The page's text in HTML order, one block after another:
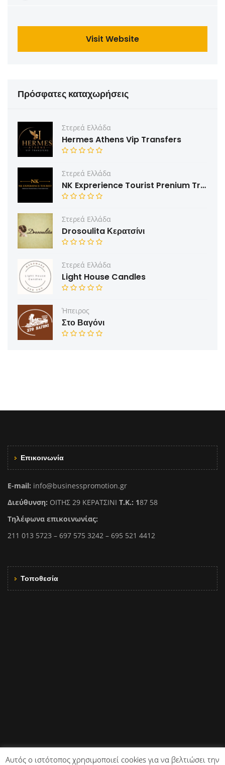
Visit Website
Πρόσφατες καταχωρήσεις
Στερεά Ελλάδα
Hermes Athens Vip Transfers
Στερεά Ελλάδα
NK Exprerience Tourist Prenium Transfers & Tours
Στερεά Ελλάδα
Drosoulita Κερατσίνι
Στερεά Ελλάδα
Light House Candles
Ήπειρος
Στο Βαγόνι
Επικοινωνία
E-mail: info@businesspromotion.gr
Διεύθυνση: ΟΙΤΗΣ 29 ΚΕΡΑΤΣΙΝΙ Τ.Κ.: 187 58
Τηλέφωνα επικοινωνίας:
211 013 5723 – 697 575 3242 – 695 521 4412
Τοποθεσία
Αυτός ο ιστότοπος χρησιμοποιεί cookies για να βελτιώσει την